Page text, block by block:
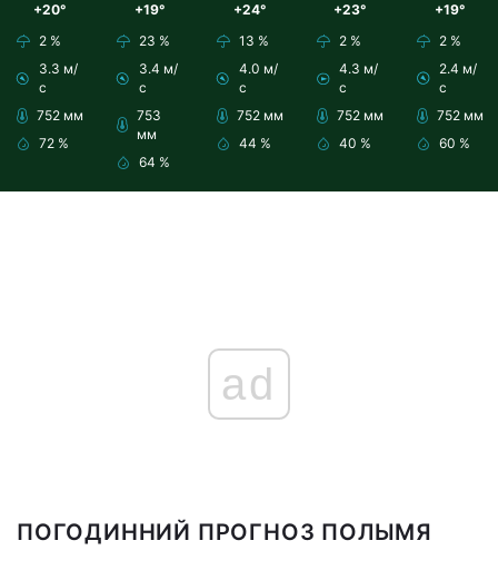
+20°
2 %
3.3 м/
с
752 мм
72 %
+19°
23 %
3.4 м/
с
753
мм
64 %
+24°
13 %
4.0 м/
с
752 мм
44 %
+23°
2 %
4.3 м/
с
752 мм
40 %
+19°
2 %
2.4 м/
с
752 мм
60 %
ad
ПОГОДИННИЙ ПРОГНОЗ ПОЛЫМЯ